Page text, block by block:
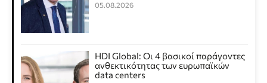
05.08.2026
HDI Global: Οι 4 βασικοί παράγοντες
ανθεκτικότητας των ευρωπαϊκών
data centers